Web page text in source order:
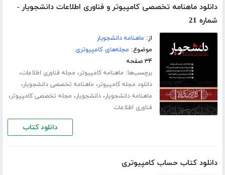
دانلود ماهنامه تخصصی کامپیوتر و فناوری اطلاعات دانشجویار -
شماره 21
از: ماهنامه دانشجویار
موضوع: مجله‌های کامپیوتری
۳۴ صفحه
برچسب‌ها: ماهنامه کامپیوتر، مجله فناوری اطلاعات،
دانلود مجله کامپیوتر، ماهنامه تخصصی دانشجویار،
ماهنامه دانشجویار،دانشجویار، مجله تخصصی کامپیوتر،
فناوری اطلاعات
دانلود کتاب
دانلود کتاب حساب کامپیوتری